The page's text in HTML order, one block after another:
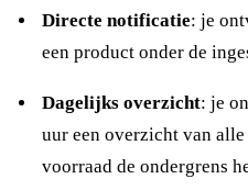
Directe notificatie: je
een product onder de
Dagelijks overzicht: je
uur een overzicht van
voorraad de ondergrens